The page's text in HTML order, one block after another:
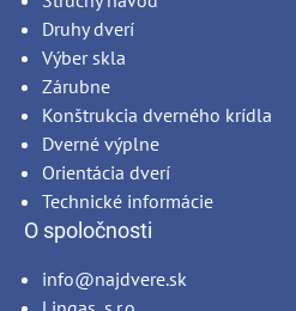
Druhy dverí
Výber skla
Zárubne
Konštrukcia dverného krídla
Dverné výplne
Orientácia dverí
Technické informácie
O spoločnosti
info@najdvere.sk